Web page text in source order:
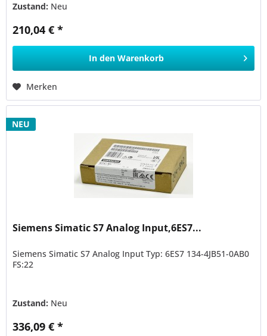
Zustand: Neu
210,04 € *
In den Warenkorb
Merken
NEU
Siemens Simatic S7 Analog Input,6ES7...
Siemens Simatic S7 Analog Input Typ: 6ES7 134-4JB51-0AB0
FS:22
Zustand: Neu
336,09 € *